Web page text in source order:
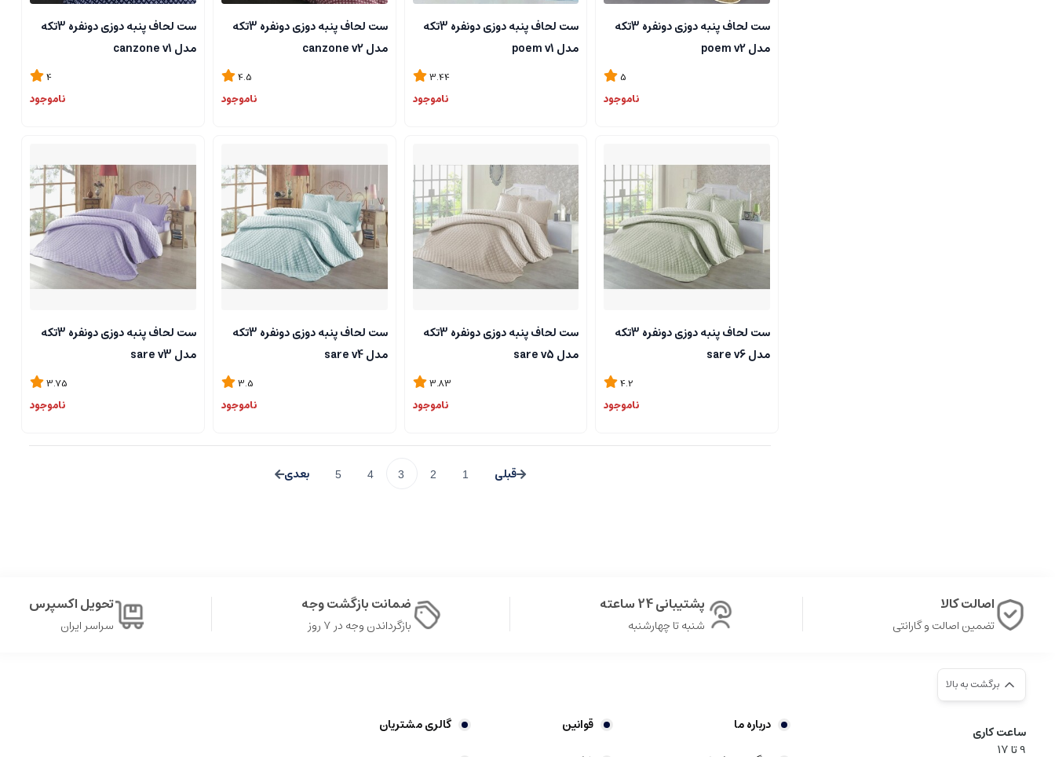
ست لحاف پنبه دوزی دونفره 3تکه
مدل poem v2
5
ناموجود
ست لحاف پنبه دوزی دونفره 3تکه
مدل poem v1
3.44
ناموجود
ست لحاف پنبه دوزی دونفره 3تکه
مدل canzone v2
4.5
ناموجود
ست لحاف پنبه دوزی دونفره 3تکه
مدل canzone v1
4
ناموجود
ست لحاف پنبه دوزی دونفره 3تکه
مدل sare v6
4.2
ناموجود
ست لحاف پنبه دوزی دونفره 3تکه
مدل sare v5
3.83
ناموجود
ست لحاف پنبه دوزی دونفره 3تکه
مدل sare v4
3.5
ناموجود
ست لحاف پنبه دوزی دونفره 3تکه
مدل sare v3
3.75
ناموجود
1
2
3
4
5
اصالت کالا
تضمین اصالت و گارانتی
پشتیبانی 24 ساعته
شنبه تا چهارشنبه
ضمانت بازگشت وجه
بازگرداندن وجه در ۷ روز
تحویل اکسپرس
سراسر ایران
برگشت به بالا
ساعت کاری
9‌ تا ۱۷
درباره ما قوانین
گالری مشتریان